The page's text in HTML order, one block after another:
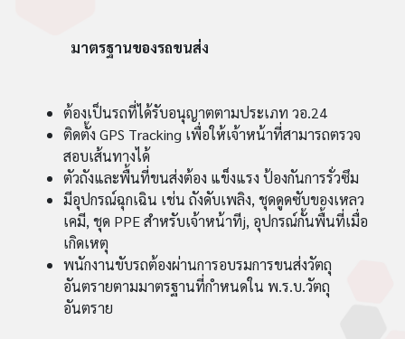
มาตรฐานของรถขนส่ง
ต้องเป็นรถที่ได้รับอนุญาตตามประเภท วอ.24
ติดตั้ง GPS Tracking เพื่อให้เจ้าหน้าที่สามารถตรวจ
สอบเส้นทางได้
ตัวถังและพื้นที่ขนส่งต้อง แข็งแรง ป้องกันการรั่วซึม
มีอุปกรณ์ฉุกเฉิน เช่น ถังดับเพลิง, ชุดดูดซับของเหลว
เคมี, ชุด PPE สำหรับเจ้าหน้าทีj, อุปกรณ์กั้นพื้นที่เมื่อ
เกิดเหตุ
พนักงานขับรถต้องผ่านการอบรมการขนส่งวัตถุ
อันตรายตามมาตรฐานที่กำหนดใน พ.ร.บ.วัตถุ
อันตราย